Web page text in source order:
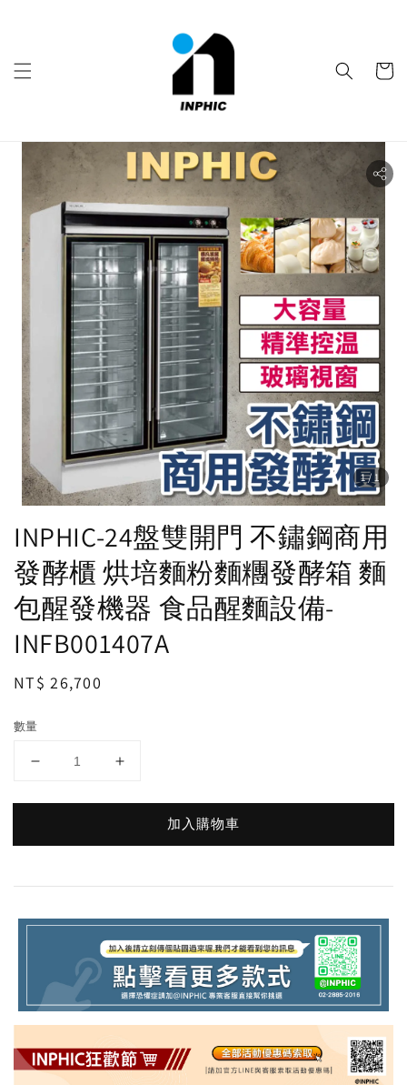
1/1
INPHIC-24盤雙開門 不鏽鋼商用
發酵櫃 烘培麵粉麵糰發酵箱 麵
包醒發機器 食品醒麵設備-
INFB001407A
Regular
NT$ 26,700
數量
加入購物車